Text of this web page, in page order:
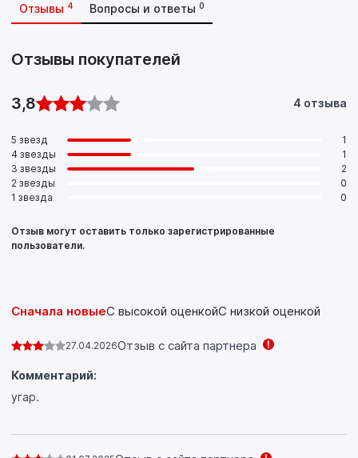
и VI где необходим уровень эксплуатационных свойств CK-
4 или ниже.
более 15 ppm серы, необходимо руководствоваться
Отзывы 4 Вопросы и ответы 0
Отзывы покупателей
3,8 4 отзыва
5 звезд
1
4 звезды
1
3 звезды
2
2 звезды
0
1 звезда
0
Отзыв могут оставить только зарегистрированные
пользователи.
Сначала новыеС высокой оценкойС низкой оценкой
27.04.2026Отзыв с сайта партнера
Комментарий:
угар.